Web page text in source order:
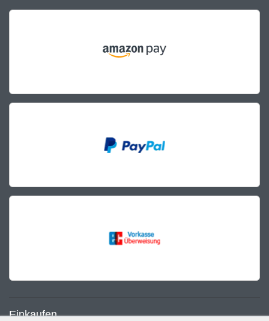
Einkaufen